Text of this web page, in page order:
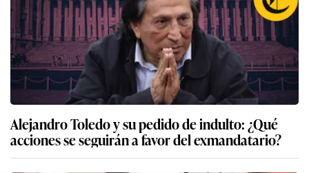
Alejandro Toledo y su pedido de indulto: ¿Qué
acciones se seguirán a favor del exmandatario?